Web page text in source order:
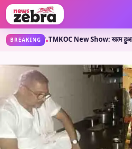
BREAKING
कहती है?•TMKOC New Show: खत्म हुआ इंतजार!